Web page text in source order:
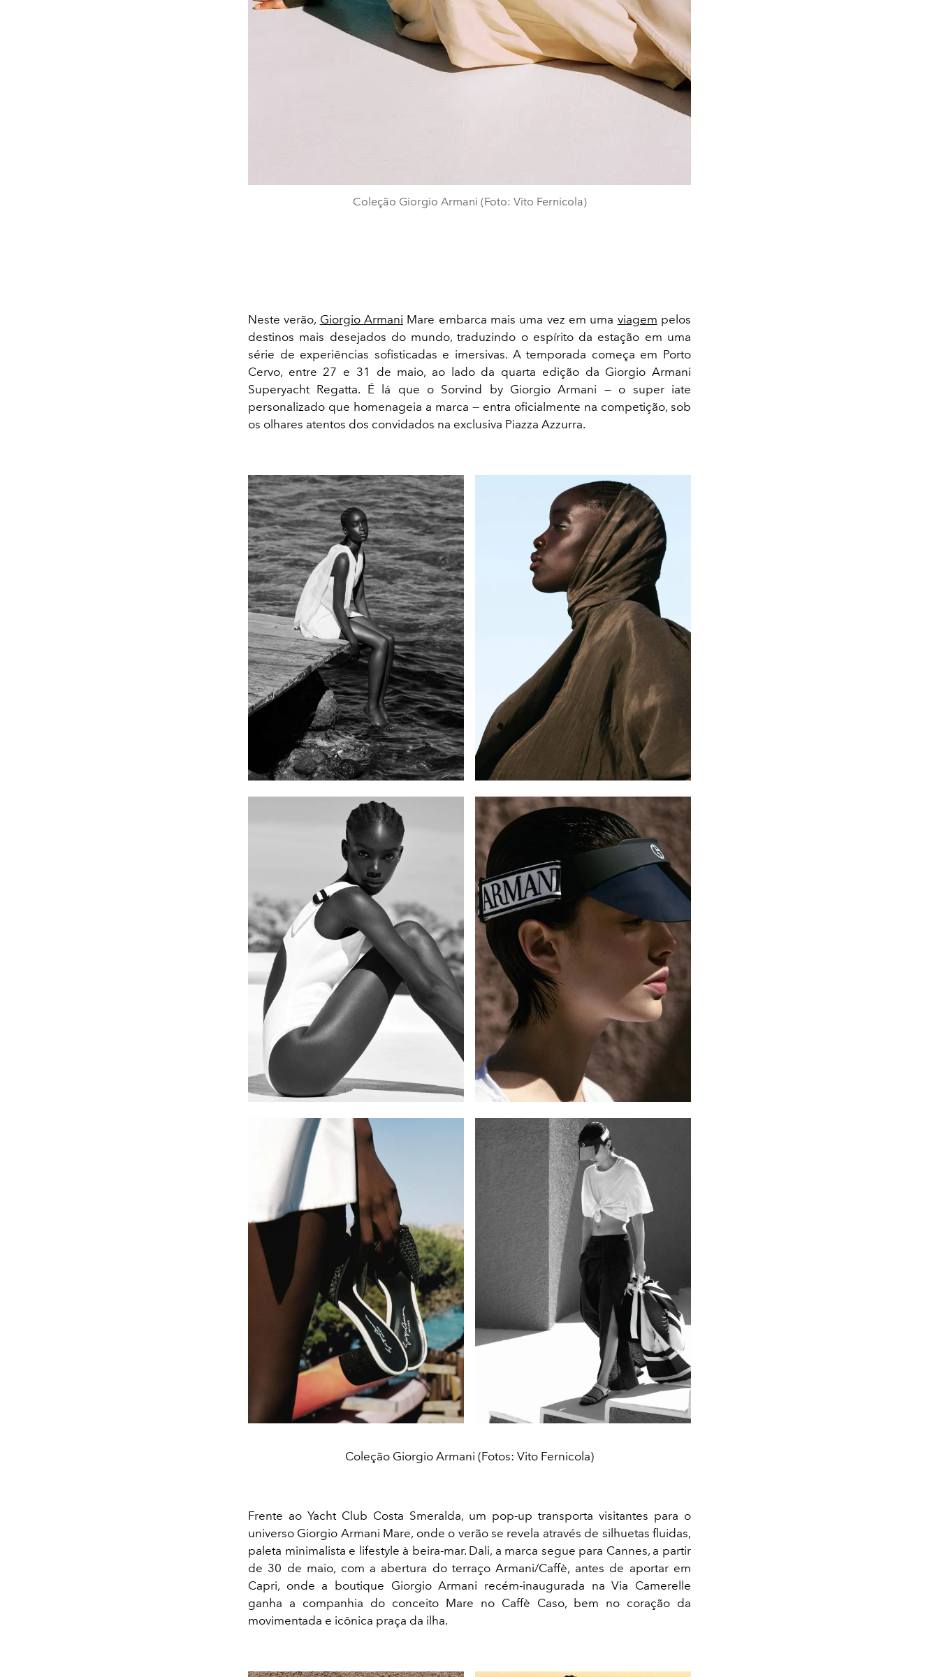
Coleção Giorgio Armani (Foto: Vito Fernicola)
Neste verão, Giorgio Armani Mare embarca mais uma vez em uma viagem pelos
destinos mais desejados do mundo, traduzindo o espírito da estação em uma
série de experiências sofisticadas e imersivas. A temporada começa em Porto
Cervo, entre 27 e 31 de maio, ao lado da quarta edição da Giorgio Armani
Superyacht Regatta. É lá que o Sorvind by Giorgio Armani — o super iate
personalizado que homenageia a marca — entra oficialmente na competição, sob
os olhares atentos dos convidados na exclusiva Piazza Azzurra.
Coleção Giorgio Armani (Fotos: Vito Fernicola)
Frente ao Yacht Club Costa Smeralda, um pop-up transporta visitantes para o
universo Giorgio Armani Mare, onde o verão se revela através de silhuetas fluidas,
paleta minimalista e lifestyle à beira-mar. Dali, a marca segue para Cannes, a partir
de 30 de maio, com a abertura do terraço Armani/Caffè, antes de aportar em
Capri, onde a boutique Giorgio Armani recém-inaugurada na Via Camerelle
ganha a companhia do conceito Mare no Caffè Caso, bem no coração da
movimentada e icônica praça da ilha.